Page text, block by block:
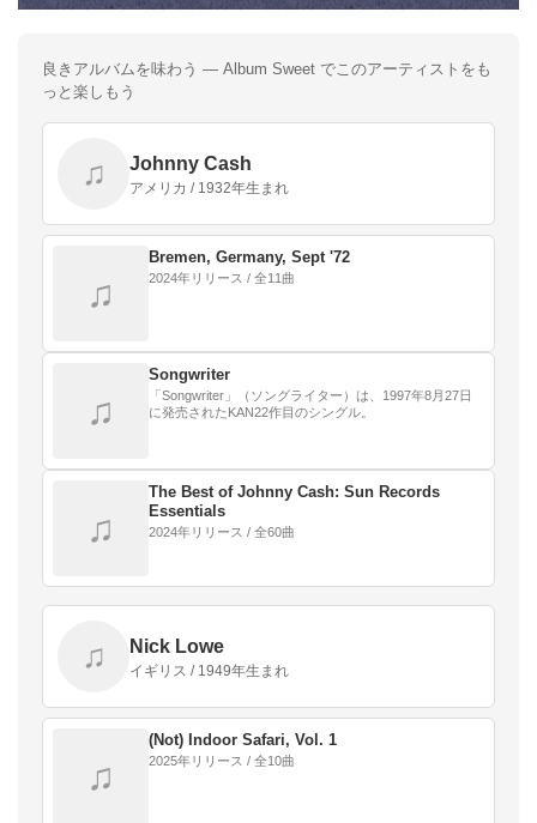
良きアルバムを味わう — Album Sweet でこのアーティストをも
っと楽しもう
♫ Johnny Cash
アメリカ / 1932年生まれ
♫
Bremen, Germany, Sept '72
2024年リリース / 全11曲
♫
Songwriter
「Songwriter」（ソングライター）は、1997年8月27日
に発売されたKAN22作目のシングル。
♫
The Best of Johnny Cash: Sun Records
Essentials
2024年リリース / 全60曲
♫ Nick Lowe
イギリス / 1949年生まれ
♫
(Not) Indoor Safari, Vol. 1
2025年リリース / 全10曲